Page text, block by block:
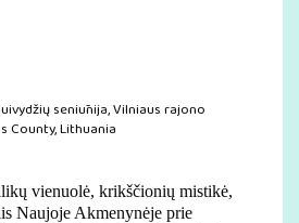
seniūnija, Vilniaus rajono
County, Lithuania
vienuolė, krikščionių mistikė,
Naujoje Akmenynėje prie